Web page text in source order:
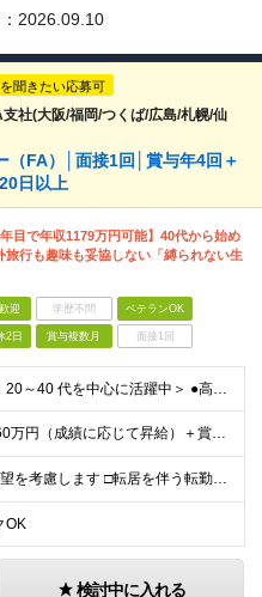
2026.09.10
聞きたい応募可
社(大阪/福岡/つくば/広島/札幌/仙
（FA）│面接1回│賞与年4回＋
日以上
年目で年収1179万円可能】40代から始め
旅行も趣味も妥協しない「縛られない生
迎 学歴不問 ベテランOK
2日 賞与複数月 面接1回
＜未経験歓迎！20～40 代を中心に活躍中＞ ●高卒以上 ●業界・業種未経験OK <こんな方を歓迎します> ・公私ともに生涯活かせる専門知識を身につけたい方 ・ライフステージが変わってもキャリアを築
月給20万円～60万円（成績に応じて昇給）＋賞与年4回 ※前職給与・経験・年齢・能力を考慮の上、決定します ※試用期間3ヶ月あり（期間中の待遇に変更なし） ※入社後2年間は、研修期間として初期補給制
□勤務地はご希望を考慮します □転居を伴う転勤はありません ●首都圏第七FA支社 東京都港区虎ノ門3-17-1 TOKYU REIT虎ノ門ビル4F ​●つくばFA支社 茨城県つくば市竹園1-6
OK
検討中に入れる